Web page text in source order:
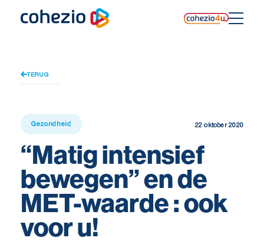
content
TERUG
Gezondheid 22 oktober 2020
“Matig intensief
bewegen” en de
MET-waarde : ook
voor u!